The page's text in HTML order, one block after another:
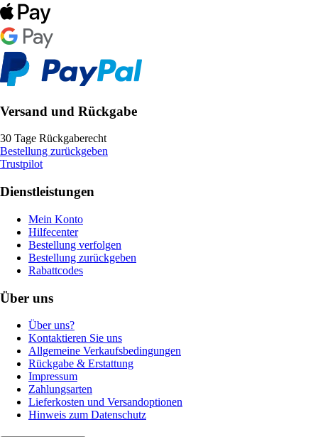
Versand und Rückgabe
30 Tage Rückgaberecht
Bestellung zurückgeben
Trustpilot
Dienstleistungen
Mein Konto
Hilfecenter
Bestellung verfolgen
Bestellung zurückgeben
Rabattcodes
Über uns
Über uns?
Kontaktieren Sie uns
Allgemeine Verkaufsbedingungen
Rückgabe & Erstattung
Impressum
Zahlungsarten
Lieferkosten und Versandoptionen
Hinweis zum Datenschutz